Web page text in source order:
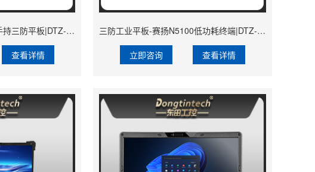
工业加固终端-抗震耐磨手持三防平板|DTZ-I1001F-N5100
查看详情
三防工业平板-赛扬N5100低功耗终端|DTZ-I0801F-N5100
立即咨询 查看详情